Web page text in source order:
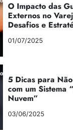
O Impacto das
Externos no
Desafios e
01/07/2025
5 Dicas para
com um Sistema
Nuvem”
03/06/2025